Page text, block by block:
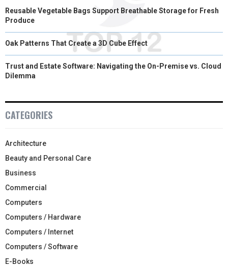
Reusable Vegetable Bags Support Breathable Storage for Fresh
Produce
Oak Patterns That Create a 3D Cube Effect
Trust and Estate Software: Navigating the On-Premise vs. Cloud
Dilemma
CATEGORIES
Architecture
Beauty and Personal Care
Business
Commercial
Computers
Computers / Hardware
Computers / Internet
Computers / Software
E-Books